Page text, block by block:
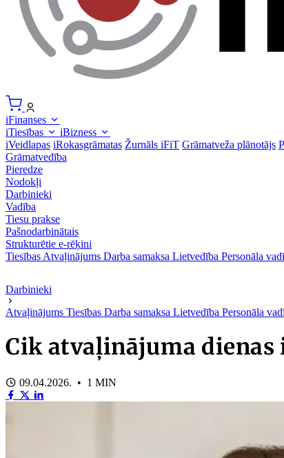
iFinanses
iTiesības
iBizness
iVeidlapas iRokasgrāmatas Žurnāls iFiT Grāmatveža plānotājs
Grāmatvedība
Pieredze
Nodokļi
Darbinieki
Vadība
Tiesu prakse
Pašnodarbinātais
Strukturētie e-rēķini
Tiesības Atvaļinājums Darba samaksa Lietvedība Personāla
Darbinieki
Atvaļinājums Tiesības Darba samaksa Lietvedība Personāla
Cik atvaļinājuma
09.04.2026. • 1 MIN